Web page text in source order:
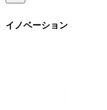
イノベーション